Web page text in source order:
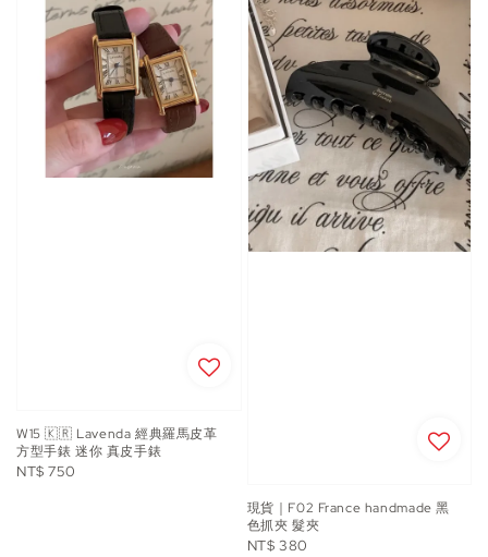
W15 🇰🇷 Lavenda 經典羅馬皮革
方型手錶 迷你 真皮手錶
Regular
NT$ 750
現貨｜F02 France handmade 黑
色抓夾 髮夾
Regular
NT$ 380